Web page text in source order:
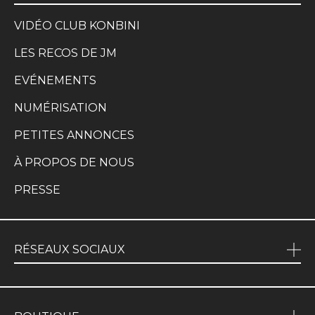
VIDÉO CLUB KONBINI
LES RECOS DE JM
EVÉNEMENTS
NUMÉRISATION
PETITES ANNONCES
À PROPOS DE NOUS
PRESSE
RÉSEAUX SOCIAUX